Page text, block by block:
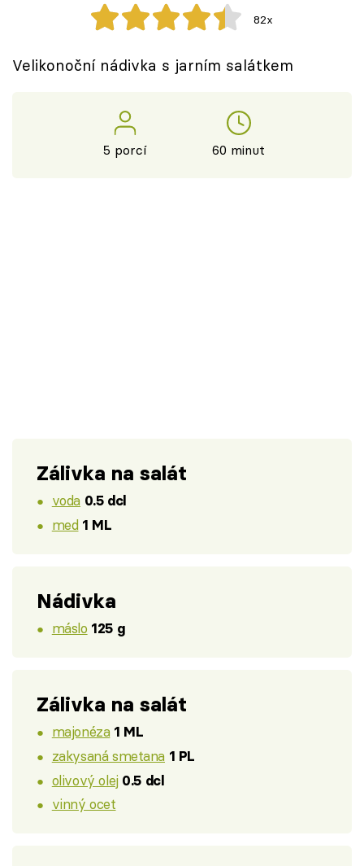
Těhotnej kuchař
Sledujte prima+
82x
Velikonoční nádivka s jarním salátkem
5 porcí 60 minut
Zálivka na salát
voda 0.5 dcl
med 1 ML
Nádivka
máslo 125 g
Zálivka na salát
majonéza 1 ML
zakysaná smetana 1 PL
olivový olej 0.5 dcl
vinný ocet